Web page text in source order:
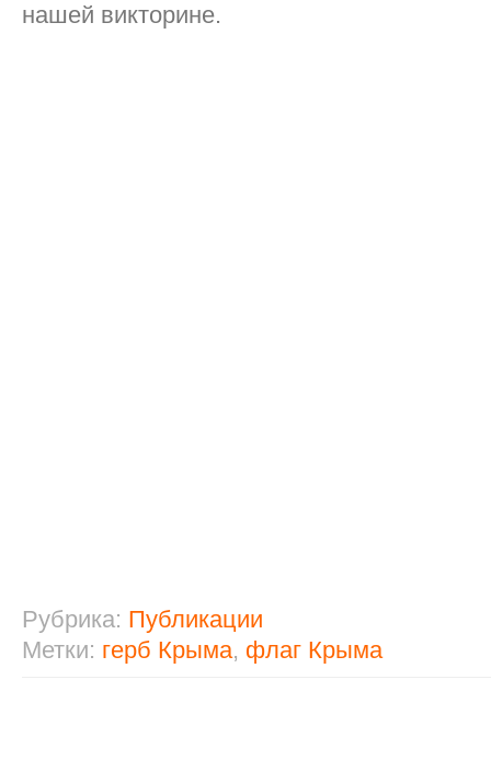
нашей викторине.
Рубрика: Публикации
Метки: герб Крыма, флаг Крыма